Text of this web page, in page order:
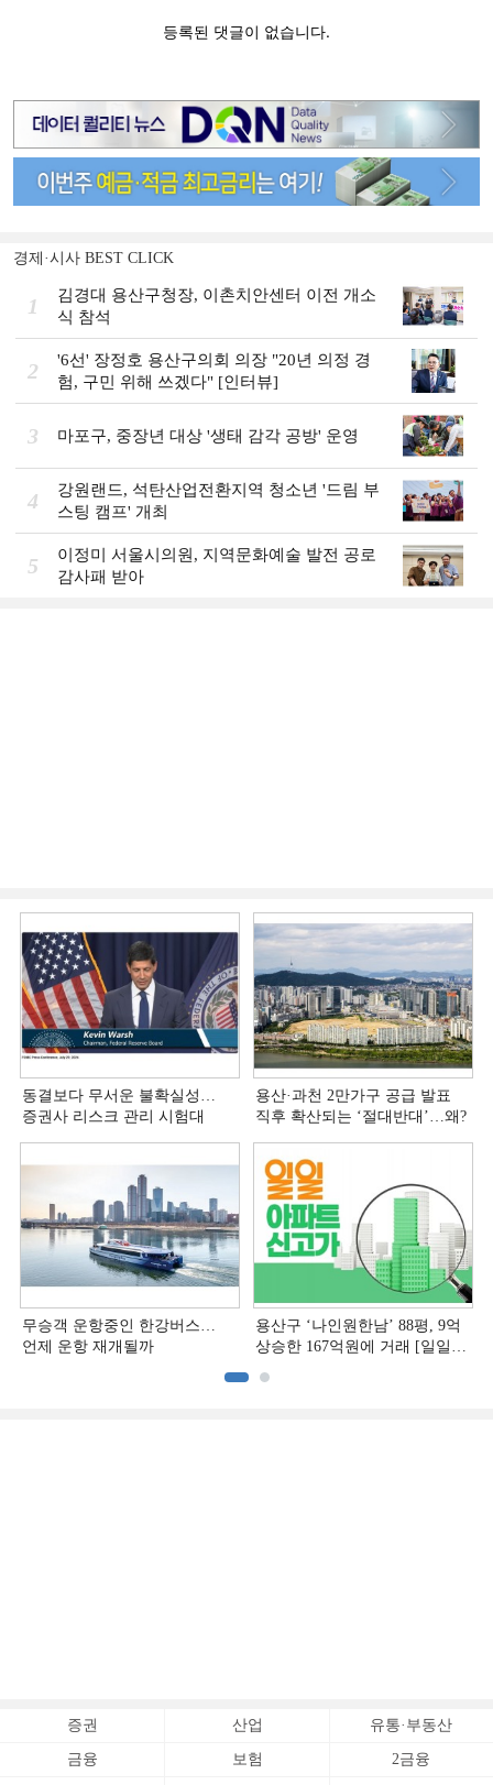
경제·시사 BEST CLICK
1
김경대 용산구청장, 이촌치안센터 이전 개소
식 참석
2
'6선' 장정호 용산구의회 의장 "20년 의정 경
험, 구민 위해 쓰겠다" [인터뷰]
3 마포구, 중장년 대상 '생태 감각 공방' 운영
4
강원랜드, 석탄산업전환지역 청소년 '드림 부
스팅 캠프' 개최
5
이정미 서울시의원, 지역문화예술 발전 공로
감사패 받아
동결보다 무서운 불확실성…
증권사 리스크 관리 시험대
용산·과천 2만가구 공급 발표
직후 확산되는 ‘절대반대’…왜?
무승객 운항중인 한강버스…
언제 운항 재개될까
용산구 ‘나인원한남’ 88평, 9억
상승한 167억원에 거래 [일일
증권 산업 유통·부동산
금융 보험 2금융